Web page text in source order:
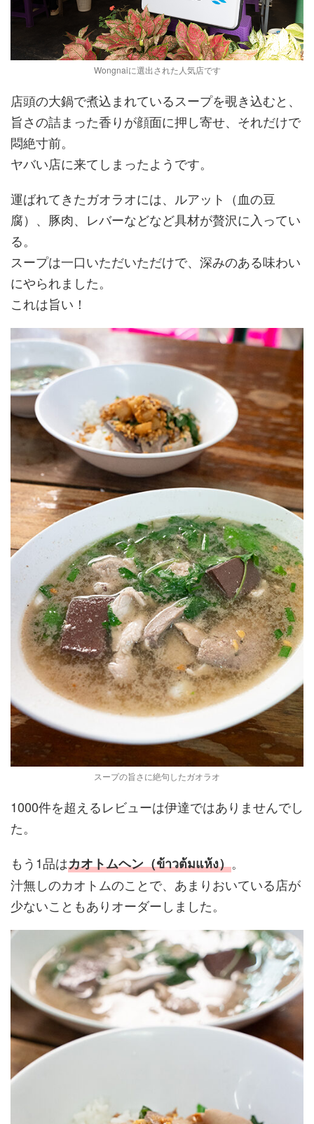
Wongnaiに選出された人気店です
店頭の大鍋で煮込まれているスープを覗き込むと、
旨さの詰まった香りが顔面に押し寄せ、それだけで
悶絶寸前。
ヤバい店に来てしまったようです。
運ばれてきたガオラオには、ルアット（血の豆
腐）、豚肉、レバーなどなど具材が贅沢に入ってい
る。
スープは一口いただいただけで、深みのある味わい
にやられました。
これは旨い！
スープの旨さに絶句したガオラオ
1000件を超えるレビューは伊達ではありませんでし
た。
もう1品はカオトムヘン（ข้าวต้มแห้ง）。
汁無しのカオトムのことで、あまりおいている店が
少ないこともありオーダーしました。